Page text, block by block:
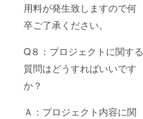
用料が発生致しますので何
卒ご了承ください。
Q８：プロジェクトに関する
質問はどうすればいいです
か？
Ａ：プロジェクト内容に関